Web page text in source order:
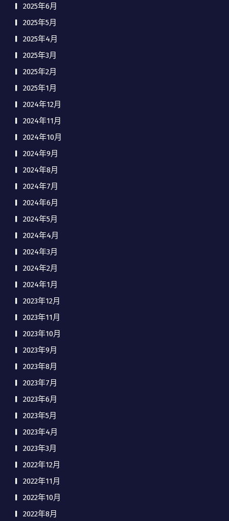
2025年6月
2025年5月
2025年4月
2025年3月
2025年2月
2025年1月
2024年12月
2024年11月
2024年10月
2024年9月
2024年8月
2024年7月
2024年6月
2024年5月
2024年4月
2024年3月
2024年2月
2024年1月
2023年12月
2023年11月
2023年10月
2023年9月
2023年8月
2023年7月
2023年6月
2023年5月
2023年4月
2023年3月
2022年12月
2022年11月
2022年10月
2022年8月